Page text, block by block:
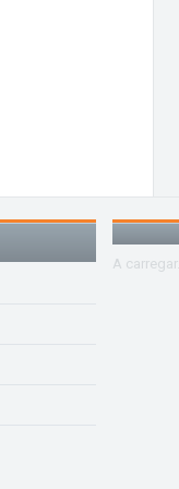
A carregar...